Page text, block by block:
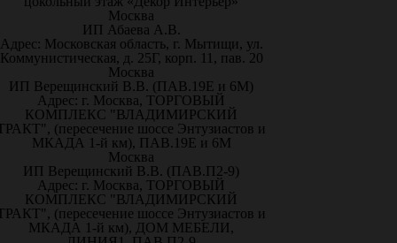
Москва
ИП Абаева А.В.
Адрес: Московская область, г. Мытищи, ул.
Коммунистическая, д. 25Г, корп. 11, пав. 20
Москва
ИП Верещинский В.В. (ПАВ.19Е и 6М)
Адрес: г. Москва, ТОРГОВЫЙ
КОМПЛЕКС "ВЛАДИМИРСКИЙ
(пересечение шоссе Энтузиастов и
МКАДА 1-й км), ПАВ.19Е и 6М
Москва
ИП Верещинский В.В. (ПАВ.П2-9)
Адрес: г. Москва, ТОРГОВЫЙ
КОМПЛЕКС "ВЛАДИМИРСКИЙ
(пересечение шоссе Энтузиастов и
МКАДА 1-й км), ДОМ МЕБЕЛИ,